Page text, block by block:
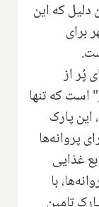
دلیل که این
برای
پُر از
است که تنها
این پارک
پروانه‌ها
غذایی
با